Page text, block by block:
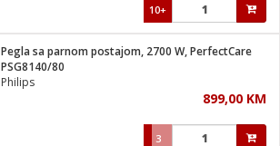
10+
Pegla sa parnom postajom, 2700 W, PerfectCare
PSG8140/80
Philips
899,00 KM
3